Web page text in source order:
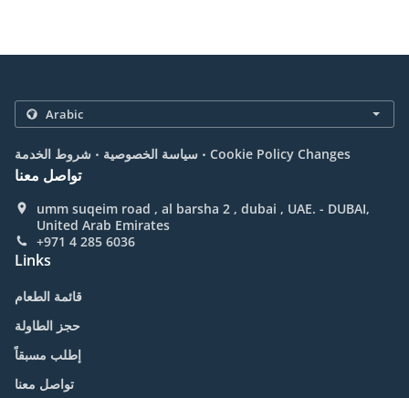
سياسة الخصوصية . شروط الخدمة . Cookie Policy Changes
تواصل معنا
umm suqeim road , al barsha 2 , dubai , UAE. - DUBAI,
United Arab Emirates
+971 4 285 6036
Links
قائمة الطعام
حجز الطاولة
إطلب مسبقاً
تواصل معنا